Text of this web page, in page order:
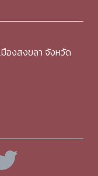
องสงขลา จังหวัด